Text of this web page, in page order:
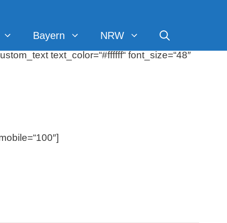
Bayern NRW
text_color=“#ffffff“ font_size=“48″